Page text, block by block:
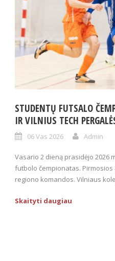
STUDENTŲ FUTSALO
IR VILNIUS TECH
06 Vas 2026 Admin
Vasario 2 dieną prasidėjo 2026
futbolo čempionatas.
regiono komandos. Vilniaus
Skaityti daugiau